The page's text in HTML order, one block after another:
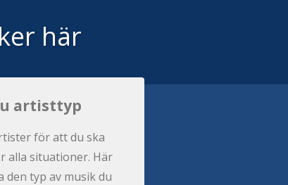
här
artisttyp
för att du ska
alla situationer. Här
den typ av musik du